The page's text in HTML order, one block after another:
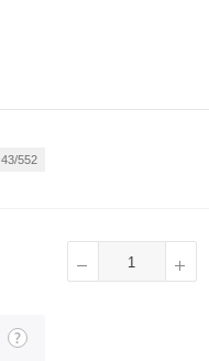
43/552